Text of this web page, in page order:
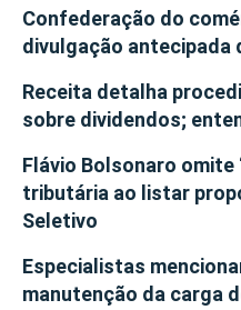
Confederação do
divulgação antecipada
Receita detalha
sobre dividendos;
Flávio Bolsonaro omite
tributária ao listar
Seletivo
Especialistas
manutenção da carga